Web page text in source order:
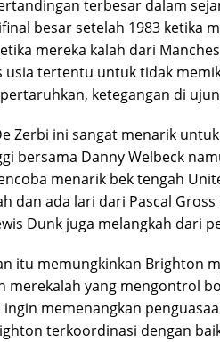
terbesar dalam
besar setelah 1983 ketika
mereka kalah dari
usia tertentu untuk tidak
ketegangan di
Zerbi ini sangat menarik
bersama Danny Welbeck
menarik bek tengah
dan ada lari dari Pascal
Dunk juga melangkah dari
itu memungkinkan Brighton
merekalah yang mengontrol
memenangkan
terkoordinasi dengan